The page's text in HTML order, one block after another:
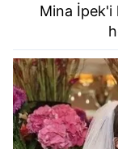
Mina İpek'i